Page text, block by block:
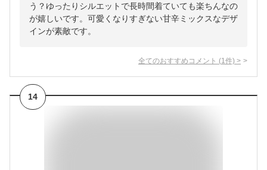
う？ゆったりシルエットで長時間着ていても楽ちんなの
が嬉しいです。可愛くなりすぎない甘辛ミックスなデザ
インが素敵です。
全てのおすすめコメント (1 件) >
14